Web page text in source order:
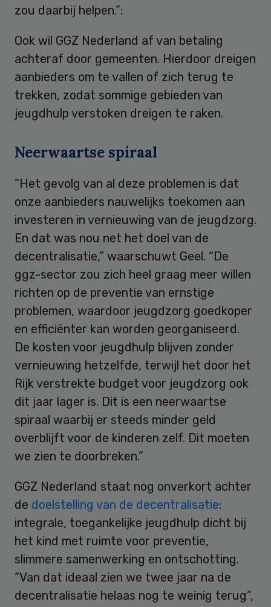
zou daarbij helpen.”:
Ook wil GGZ Nederland af van betaling
achteraf door gemeenten. Hierdoor dreigen
aanbieders om te vallen of zich terug te
trekken, zodat sommige gebieden van
jeugdhulp verstoken dreigen te raken.
Neerwaartse spiraal
“Het gevolg van al deze problemen is dat
onze aanbieders nauwelijks toekomen aan
investeren in vernieuwing van de jeugdzorg.
En dat was nou net het doel van de
decentralisatie,” waarschuwt Geel. “De
ggz-sector zou zich heel graag meer willen
richten op de preventie van ernstige
problemen, waardoor jeugdzorg goedkoper
en efficiënter kan worden georganiseerd.
De kosten voor jeugdhulp blijven zonder
vernieuwing hetzelfde, terwijl het door het
Rijk verstrekte budget voor jeugdzorg ook
dit jaar lager is. Dit is een neerwaartse
spiraal waarbij er steeds minder geld
overblijft voor de kinderen zelf. Dit moeten
we zien te doorbreken.”
GGZ Nederland staat nog onverkort achter
de doelstelling van de decentralisatie:
integrale, toegankelijke jeugdhulp dicht bij
het kind met ruimte voor preventie,
slimmere samenwerking en ontschotting.
“Van dat ideaal zien we twee jaar na de
decentralisatie helaas nog te weinig terug”,